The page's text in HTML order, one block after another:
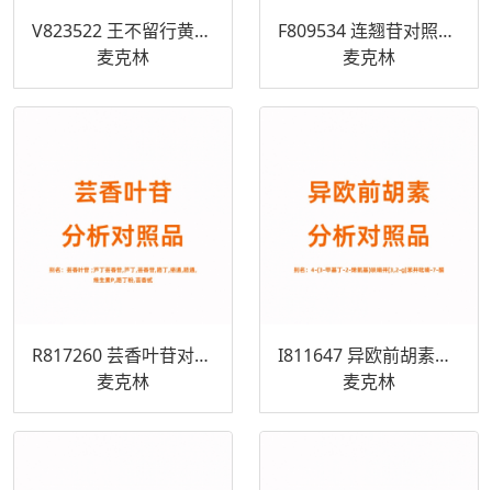
V823522 王不留行黄酮苷,98%
麦克林
F809534 连翘苷对照品 487-41-2
麦克林
R817260 芸香叶苷对照品 153-18-4
麦克林
I811647 异欧前胡素对照品 482-45-1
麦克林